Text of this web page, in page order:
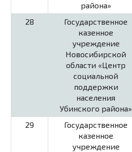
района»
28
Государственное
казенное
учреждение
Новосибирской
области «Центр
социальной
поддержки
населения
Убинского района»
29
Государственное
казенное
учреждение